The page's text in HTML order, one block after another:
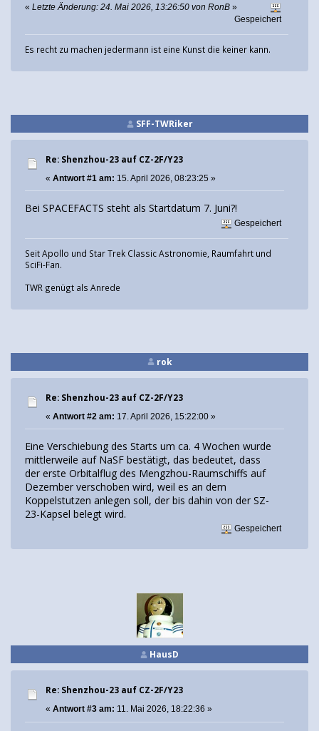
« Letzte Änderung: 24. Mai 2026, 13:26:50 von RonB »
Gespeichert
Es recht zu machen jedermann ist eine Kunst die keiner kann.
SFF-TWRiker
Re: Shenzhou-23 auf CZ-2F/Y23
« Antwort #1 am: 15. April 2026, 08:23:25 »
Bei SPACEFACTS steht als Startdatum 7. Juni?!
Gespeichert
Seit Apollo und Star Trek Classic Astronomie, Raumfahrt und
SciFi-Fan.
TWR genügt als Anrede
rok
Re: Shenzhou-23 auf CZ-2F/Y23
« Antwort #2 am: 17. April 2026, 15:22:00 »
Eine Verschiebung des Starts um ca. 4 Wochen wurde
mittlerweile auf NaSF bestätigt, das bedeutet, dass
der erste Orbitalflug des Mengzhou-Raumschiffs auf
Dezember verschoben wird, weil es an dem
Koppelstutzen anlegen soll, der bis dahin von der SZ-
23-Kapsel belegt wird.
Gespeichert
HausD
Re: Shenzhou-23 auf CZ-2F/Y23
« Antwort #3 am: 11. Mai 2026, 18:22:36 »